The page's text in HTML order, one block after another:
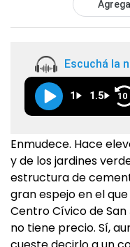
Escuchá la
1 1.5 10
Enmudece. Hace
y de los jardines
estructura de
gran espejo en el
Centro Cívico de
no tiene precio. Sí,